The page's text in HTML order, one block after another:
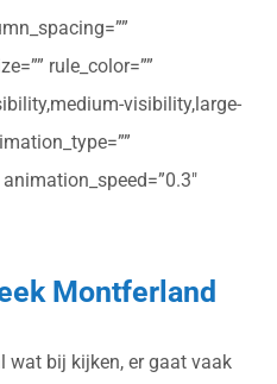
rule_color=””
visibility,large-
Montferland
wat bij kijken, er gaat vaak